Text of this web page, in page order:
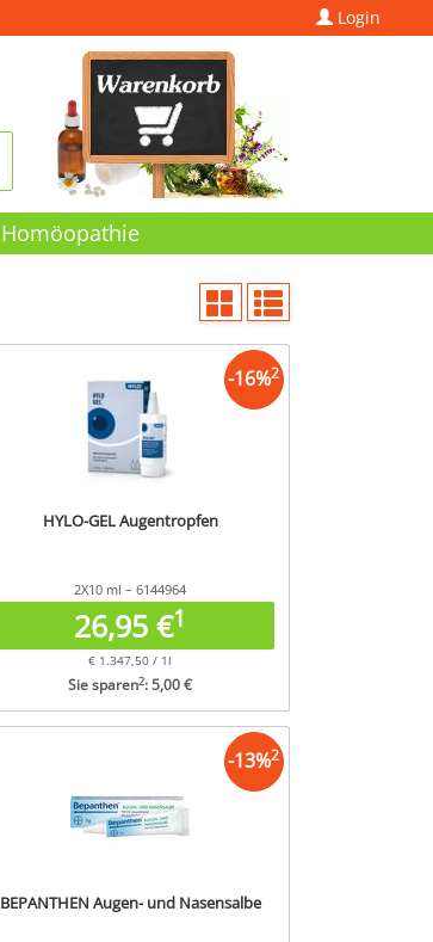
Login
Homöopathie
HYLO-GEL Augentropfen
2X10 ml – 6144964
26,95 €1
€ 1.347,50 / 1l
Sie sparen2: 5,00 €
-16%2
BEPANTHEN Augen- und Nasensalbe
-13%2